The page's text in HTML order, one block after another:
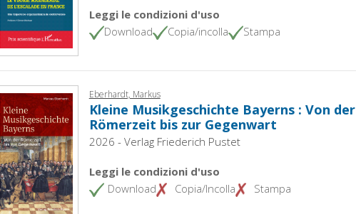
Leggi le condizioni d'uso
Download
Copia/incolla Stampa
Eberhardt, Markus
Kleine Musikgeschichte Bayerns : Von der
Römerzeit bis zur Gegenwart
2026 - Verlag Friederich Pustet
Leggi le condizioni d'uso
Download
Copia/Incolla Stampa